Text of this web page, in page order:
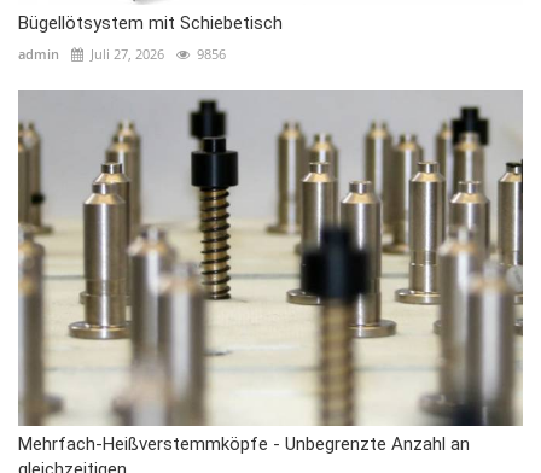
Bügellötsystem mit Schiebetisch
admin Juli 27, 2026 9856
Mehrfach-Heißverstemmköpfe - Unbegrenzte Anzahl an